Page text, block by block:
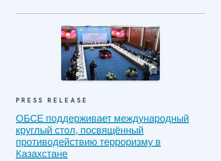
PRESS RELEASE
ОБСЕ поддерживает международный
круглый стол, посвящённый
противодействию терроризму в
Казахстане